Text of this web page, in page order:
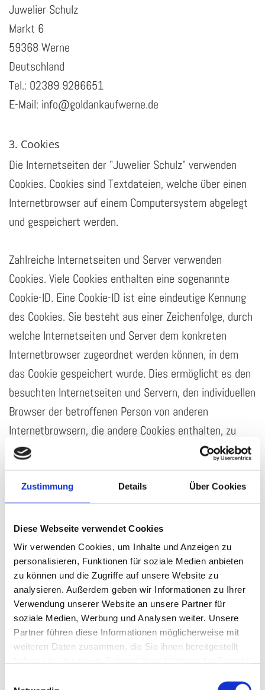
Zustimmung Details Über Cookies
Diese Webseite verwendet Cookies
Wir verwenden Cookies, um Inhalte und Anzeigen zu
personalisieren, Funktionen für soziale Medien anbieten
zu können und die Zugriffe auf unsere Website zu
analysieren. Außerdem geben wir Informationen zu Ihrer
Verwendung unserer Website an unsere Partner für
soziale Medien, Werbung und Analysen weiter. Unsere
Partner führen diese Informationen möglicherweise mit
weiteren Daten zusammen, die Sie ihnen bereitgestellt
Juwelier Schulz
Markt 6
59368 Werne
Deutschland
Tel.: 02389 9286651
E-Mail: info@goldankaufwerne.de
3. Cookies
Die Internetseiten der "Juwelier Schulz" verwenden
Cookies. Cookies sind Textdateien, welche über einen
Internetbrowser auf einem Computersystem abgelegt
und gespeichert werden.
Zahlreiche Internetseiten und Server verwenden
Cookies. Viele Cookies enthalten eine sogenannte
Cookie-ID. Eine Cookie-ID ist eine eindeutige Kennung
des Cookies. Sie besteht aus einer Zeichenfolge, durch
welche Internetseiten und Server dem konkreten
Internetbrowser zugeordnet werden können, in dem
das Cookie gespeichert wurde. Dies ermöglicht es den
besuchten Internetseiten und Servern, den individuellen
Browser der betroffenen Person von anderen
Internetbrowsern, die andere Cookies enthalten, zu
unterscheiden. Ein bestimmter Internetbrowser kann
über die eindeutige Cookie-ID wiedererkannt und
identifiziert werden.
Durch den Einsatz von Cookies kann die "Juwelier
Schulz" den Nutzern dieser Internetseite
nutzerfreundlichere Services bereitstellen, die ohne die
Cookie-Setzung nicht möglich wären.
Mittels eines Cookies können die Informationen und
Angebote auf unserer Internetseite im Sinne des
Benutzers optimiert werden. Cookies ermöglichen uns,
wie bereits erwähnt, die Benutzer unserer